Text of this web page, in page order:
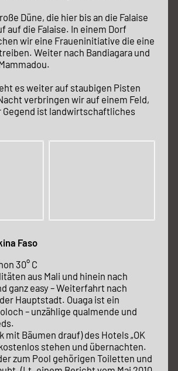
Düne, die hier bis an die Falaise
auf die Falaise. In einem Dorf
wir eine Fraueninitiative die eine
Weiter nach Bandiagara und
es weiter auf staubigen Pisten
verbringen wir auf einem Feld,
Gegend ist landwirtschaftliches
Faso
30° C
aus Mali und hinein nach
ganz easy – Weiterfahrt nach
der Hauptstadt. Ouaga ist ein
– unzählige qualmende und
mit Bäumen drauf) des Hotels „OK
stehen und übernachten.
zum Pool gehörigen Toiletten und